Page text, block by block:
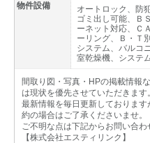
物件設備
オートロック、防
ゴミ出し可能、Ｂ
ーネット対応、Ｃ
ーリング、Ｂ・Ｔ
システム、バルコ
室乾燥機、システ
間取り図・写真・HPの掲載情報
は現状を優先させていただきます。
最新情報を毎日更新しておりま
約の場合はご了承くださいませ。
ご不明な点は下記からお問い合わ
【株式会社エスティリンク】